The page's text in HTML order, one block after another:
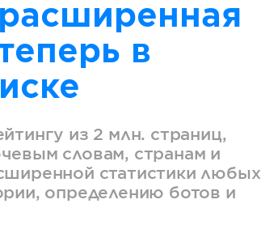
в
из 2 млн. страниц,
словам, странам и
статистики любых
определению ботов и